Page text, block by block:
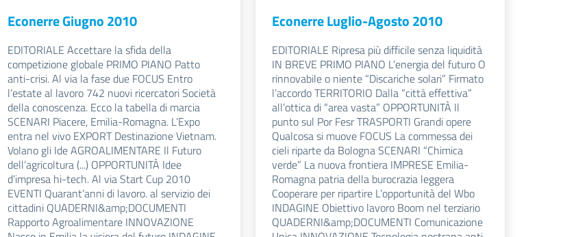
Econerre Giugno 2010
EDITORIALE Accettare la sfida della
competizione globale PRIMO PIANO Patto
anti-crisi. Al via la fase due FOCUS Entro
l’estate al lavoro 742 nuovi ricercatori Società
della conoscenza. Ecco la tabella di marcia
SCENARI Piacere, Emilia-Romagna. L’Expo
entra nel vivo EXPORT Destinazione Vietnam.
Volano gli Ide AGROALIMENTARE Il Futuro
dell’agricoltura (...) OPPORTUNITÀ Idee
d’impresa hi-tech. Al via Start Cup 2010
EVENTI Quarant’anni di lavoro. al servizio dei
cittadini QUADERNI&amp;DOCUMENTI
Rapporto Agroalimentare INNOVAZIONE
Econerre Luglio-Agosto 2010
EDITORIALE Ripresa più difficile senza liquidità
IN BREVE PRIMO PIANO L’energia del futuro O
rinnovabile o niente “Discariche solari” Firmato
l’accordo TERRITORIO Dalla “città effettiva”
all’ottica di “area vasta” OPPORTUNITÀ Il
punto sul Por Fesr TRASPORTI Grandi opere
Qualcosa si muove FOCUS La commessa dei
cieli riparte da Bologna SCENARI “Chimica
verde” La nuova frontiera IMPRESE Emilia-
Romagna patria della burocrazia leggera
Cooperare per ripartire L’opportunità del Wbo
INDAGINE Obiettivo lavoro Boom nel terziario
QUADERNI&amp;DOCUMENTI Comunicazione